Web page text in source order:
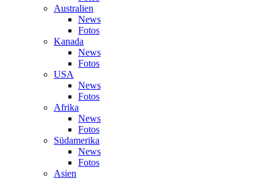
Australien
News
Fotos
Kanada
News
Fotos
USA
News
Fotos
Afrika
News
Fotos
Südamerika
News
Fotos
Asien